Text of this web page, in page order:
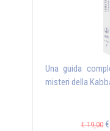
Una guida
misteri della
€ 19,00